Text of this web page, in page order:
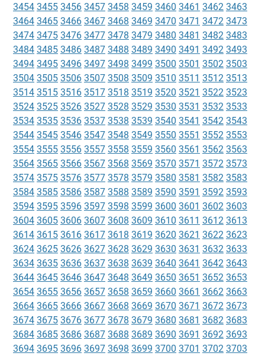
3454 3455 3456 3457 3458 3459 3460 3461 3462 3463
3464 3465 3466 3467 3468 3469 3470 3471 3472 3473
3474 3475 3476 3477 3478 3479 3480 3481 3482 3483
3484 3485 3486 3487 3488 3489 3490 3491 3492 3493
3494 3495 3496 3497 3498 3499 3500 3501 3502 3503
3504 3505 3506 3507 3508 3509 3510 3511 3512 3513
3514 3515 3516 3517 3518 3519 3520 3521 3522 3523
3524 3525 3526 3527 3528 3529 3530 3531 3532 3533
3534 3535 3536 3537 3538 3539 3540 3541 3542 3543
3544 3545 3546 3547 3548 3549 3550 3551 3552 3553
3554 3555 3556 3557 3558 3559 3560 3561 3562 3563
3564 3565 3566 3567 3568 3569 3570 3571 3572 3573
3574 3575 3576 3577 3578 3579 3580 3581 3582 3583
3584 3585 3586 3587 3588 3589 3590 3591 3592 3593
3594 3595 3596 3597 3598 3599 3600 3601 3602 3603
3604 3605 3606 3607 3608 3609 3610 3611 3612 3613
3614 3615 3616 3617 3618 3619 3620 3621 3622 3623
3624 3625 3626 3627 3628 3629 3630 3631 3632 3633
3634 3635 3636 3637 3638 3639 3640 3641 3642 3643
3644 3645 3646 3647 3648 3649 3650 3651 3652 3653
3654 3655 3656 3657 3658 3659 3660 3661 3662 3663
3664 3665 3666 3667 3668 3669 3670 3671 3672 3673
3674 3675 3676 3677 3678 3679 3680 3681 3682 3683
3684 3685 3686 3687 3688 3689 3690 3691 3692 3693
3694 3695 3696 3697 3698 3699 3700 3701 3702 3703